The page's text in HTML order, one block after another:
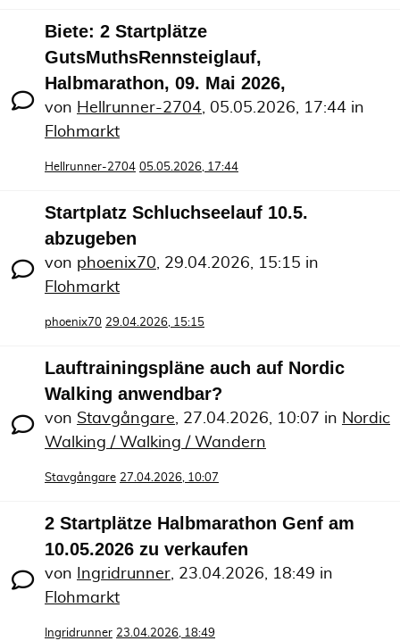
Biete: 2 Startplätze
GutsMuthsRennsteiglauf,
Halbmarathon, 09. Mai 2026,
von Hellrunner-2704, 05.05.2026, 17:44 in
Flohmarkt
Hellrunner-2704 05.05.2026, 17:44
Startplatz Schluchseelauf 10.5.
abzugeben
von phoenix70, 29.04.2026, 15:15 in
Flohmarkt
phoenix70 29.04.2026, 15:15
Lauftrainingspläne auch auf Nordic
Walking anwendbar?
von Stavgångare, 27.04.2026, 10:07 in Nordic
Walking / Walking / Wandern
Stavgångare 27.04.2026, 10:07
2 Startplätze Halbmarathon Genf am
10.05.2026 zu verkaufen
von Ingridrunner, 23.04.2026, 18:49 in
Flohmarkt
Ingridrunner 23.04.2026, 18:49